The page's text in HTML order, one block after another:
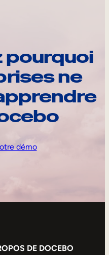
pourquoi
ne
démo
DE DOCEBO